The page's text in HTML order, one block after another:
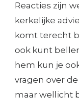
Reacties zijn
kerkelijke
komt terecht
ook kunt
hem kun je
vragen over
maar wellicht